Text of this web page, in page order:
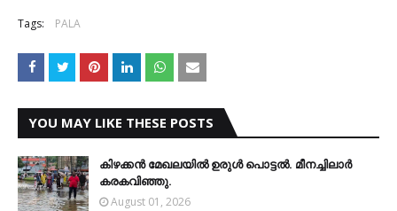
Tags: PALA
YOU MAY LIKE THESE POSTS
കിഴക്കന്‍ മേഖലയില്‍ ഉരുള്‍ പൊട്ടല്‍. മീനച്ചിലാര്‍
കരകവിഞ്ഞു.
August 01, 2026